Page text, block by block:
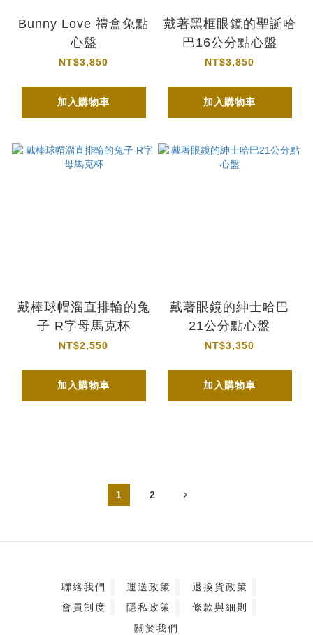
Bunny Love 禮盒兔點
心盤
NT$3,850
加入購物車
戴著黑框眼鏡的聖誕哈
巴16公分點心盤
NT$3,850
加入購物車
戴棒球帽溜直排輪的兔
子 R字母馬克杯
NT$2,550
加入購物車
戴著眼鏡的紳士哈巴
21公分點心盤
NT$3,350
加入購物車
1 2
聯絡我們 運送政策
退換貨政策
會員制度
隱私政策
條款與細則
關於我們